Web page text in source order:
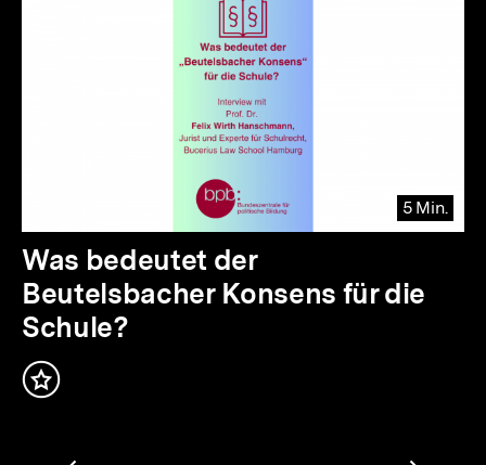
5 Min.
Video
Dauer
5
Min.
Was bedeutet der
Beutelsbacher Konsens für die
Schule?
Inhalt